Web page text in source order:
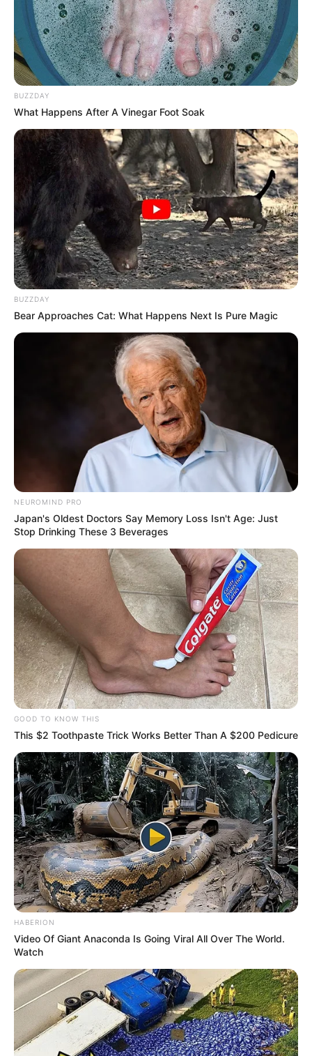
BUZZDAY
What Happens After A Vinegar Foot Soak
BUZZDAY
Bear Approaches Cat: What Happens Next Is Pure Magic
NEUROMIND PRO
Japan's Oldest Doctors Say Memory Loss Isn't Age: Just
Stop Drinking These 3 Beverages
GOOD TO KNOW THIS
This $2 Toothpaste Trick Works Better Than A $200 Pedicure
HABERION
Video Of Giant Anaconda Is Going Viral All Over The World.
Watch